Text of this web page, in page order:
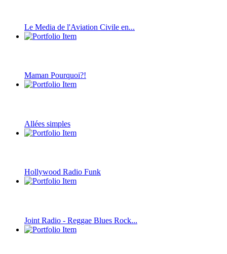
Le Media de l'Aviation Civile en...
Maman Pourquoi?!
Allées simples
Hollywood Radio Funk
Joint Radio - Reggae Blues Rock...